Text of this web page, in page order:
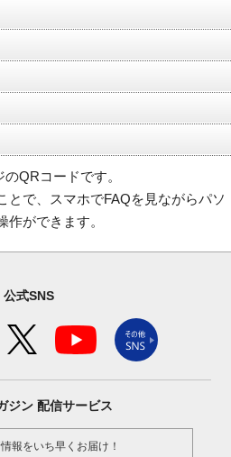
QRコードです。
とで、スマホでFAQを見ながらパソ
作ができます。
公式SNS
ジン 配信サービス
報をいち早くお届け！